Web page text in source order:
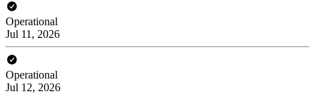
Operational
Jul 11, 2026
Operational
Jul 12, 2026